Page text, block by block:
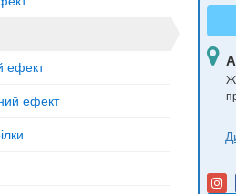
ефект
ефект